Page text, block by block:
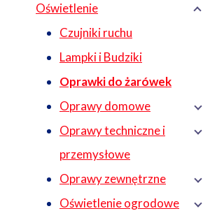
Oświetlenie
Czujniki ruchu
Lampki i Budziki
Oprawki do żarówek
Oprawy domowe
Oprawy techniczne i
przemysłowe
Oprawy zewnętrzne
Oświetlenie ogrodowe